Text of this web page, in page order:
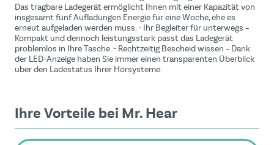
Das tragbare Ladegerät ermöglicht Ihnen mit einer Kapazität von
insgesamt fünf Aufladungen Energie für eine Woche, ehe es
erneut aufgeladen werden muss. - Ihr Begleiter für unterwegs –
Kompakt und dennoch leistungsstark passt das Ladegerät
problemlos in Ihre Tasche. - Rechtzeitig Bescheid wissen – Dank
der LED-Anzeige haben Sie immer einen transparenten Überblick
über den Ladestatus Ihrer Hörsysteme.
Ihre Vorteile bei Mr. Hear